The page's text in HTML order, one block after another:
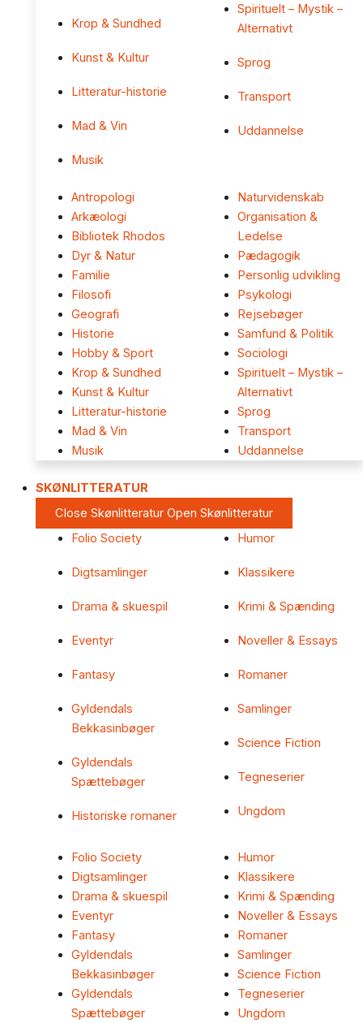
Krop & Sundhed
Kunst & Kultur
Litteratur-historie
Mad & Vin
Musik
Spirituelt – Mystik –
Alternativt
Sprog
Transport
Uddannelse
Antropologi
Arkæologi
Bibliotek Rhodos
Dyr & Natur
Familie
Filosofi
Geografi
Historie
Hobby & Sport
Krop & Sundhed
Kunst & Kultur
Litteratur-historie
Mad & Vin
Musik
Naturvidenskab
Organisation &
Ledelse
Pædagogik
Personlig udvikling
Psykologi
Rejsebøger
Samfund & Politik
Sociologi
Spirituelt – Mystik –
Alternativt
Sprog
Transport
Uddannelse
SKØNLITTERATUR
Close Skønlitteratur Open Skønlitteratur
Folio Society
Digtsamlinger
Drama & skuespil
Eventyr
Fantasy
Gyldendals
Bekkasinbøger
Gyldendals
Spættebøger
Historiske romaner
Humor
Klassikere
Krimi & Spænding
Noveller & Essays
Romaner
Samlinger
Science Fiction
Tegneserier
Ungdom
Folio Society
Digtsamlinger
Drama & skuespil
Eventyr
Fantasy
Gyldendals
Bekkasinbøger
Gyldendals
Spættebøger
Humor
Klassikere
Krimi & Spænding
Noveller & Essays
Romaner
Samlinger
Science Fiction
Tegneserier
Ungdom